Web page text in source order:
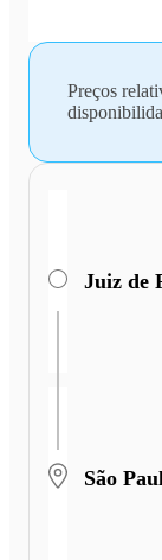
Preços
Juiz de
São